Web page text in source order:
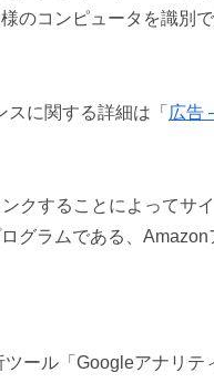
のコンピュータを識別
に関する詳細は「 広告
クすることによってサ
グラムである、
ール「Googleアナリ